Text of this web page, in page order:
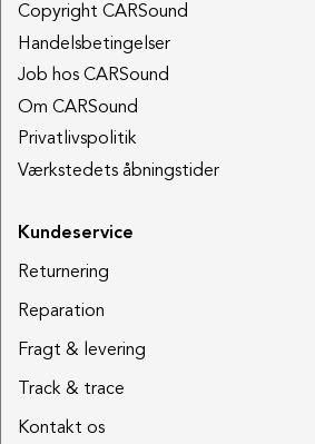
Copyright CARSound
Handelsbetingelser
Job hos CARSound
Om CARSound
Privatlivspolitik
Værkstedets åbningstider
Kundeservice
Returnering
Reparation
Fragt & levering
Track & trace
Kontakt os